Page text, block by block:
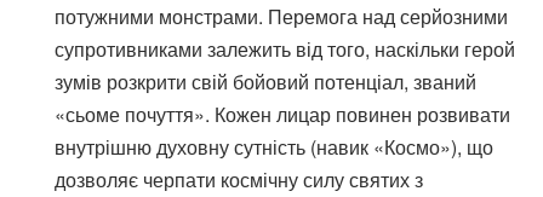
потужними монстрами. Перемога над серйозними
супротивниками залежить від того, наскільки герой
зумів розкрити свій бойовий потенціал, званий
«сьоме почуття». Кожен лицар повинен розвивати
внутрішню духовну сутність (навик «Космо»), що
дозволяє черпати космічну силу святих з